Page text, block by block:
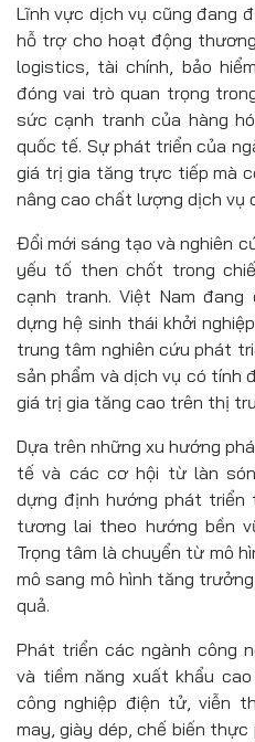
Lĩnh vực dịch vụ cũng đang
hỗ trợ cho hoạt động
logistics, tài chính, bảo
đóng vai trò quan trọng
sức cạnh tranh của hàng
quốc tế. Sự phát triển của
giá trị gia tăng trực tiếp mà
nâng cao chất lượng dịch vụ
Đổi mới sáng tạo và nghiên
yếu tố then chốt trong
cạnh tranh. Việt Nam
dựng hệ sinh thái khởi
trung tâm nghiên cứu phát
sản phẩm và dịch vụ có tính
giá trị gia tăng cao trên thị
Dựa trên những xu hướng
tế và các cơ hội từ làn
dựng định hướng phát triển
tương lai theo hướng bền
Trọng tâm là chuyển từ mô
mô sang mô hình tăng
quả.
Phát triển các ngành công
và tiềm năng xuất khẩu
công nghiệp điện tử, viễn
may, giày dép, chế biến thực